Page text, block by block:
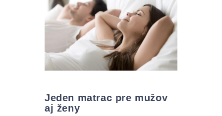
Jeden matrac pre mužov
aj ženy